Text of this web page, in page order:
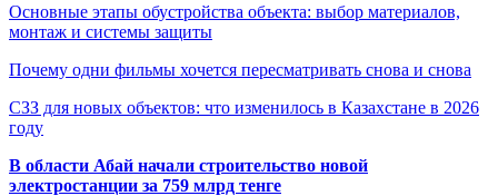
Основные этапы обустройства объекта: выбор материалов,
монтаж и системы защиты
Почему одни фильмы хочется пересматривать снова и снова
СЗЗ для новых объектов: что изменилось в Казахстане в 2026
году
В области Абай начали строительство новой
электростанции за 759 млрд тенге